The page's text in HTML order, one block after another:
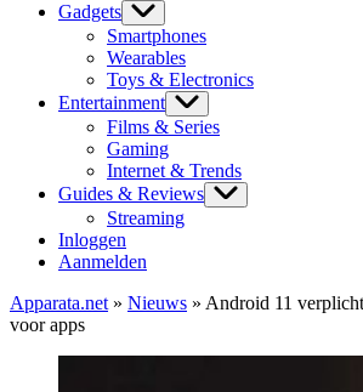
Gadgets
Smartphones
Wearables
Toys & Electronics
Entertainment
Films & Series
Gaming
Internet & Trends
Guides & Reviews
Streaming
Inloggen
Aanmelden
Apparata.net » Nieuws » Android 11
voor apps